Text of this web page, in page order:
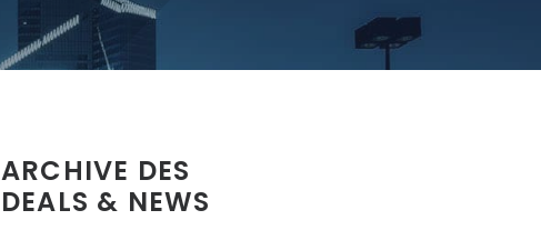
ARCHIVE DES
DEALS & NEWS